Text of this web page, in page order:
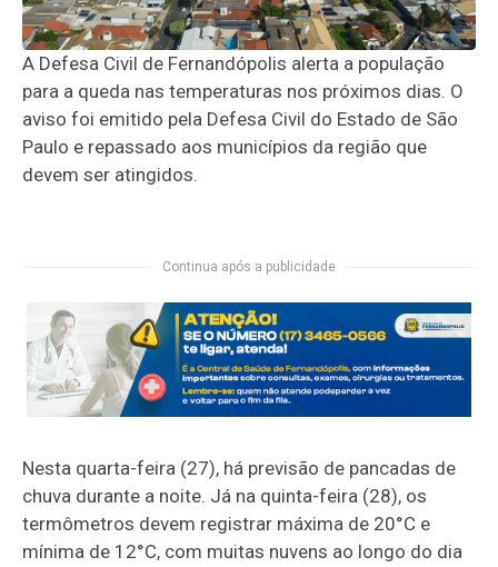
A Defesa Civil de Fernandópolis alerta a população
para a queda nas temperaturas nos próximos dias. O
aviso foi emitido pela Defesa Civil do Estado de São
Paulo e repassado aos municípios da região que
devem ser atingidos.
Continua após a publicidade
Nesta quarta-feira (27), há previsão de pancadas de
chuva durante a noite. Já na quinta-feira (28), os
termômetros devem registrar máxima de 20°C e
mínima de 12°C, com muitas nuvens ao longo do dia